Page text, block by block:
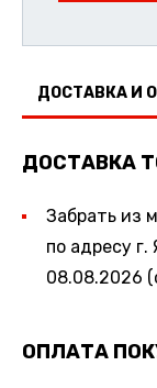
ДОСТАВКА И
ДОСТАВКА
Забрать из
по адресу
08.08.2026
ОПЛАТА